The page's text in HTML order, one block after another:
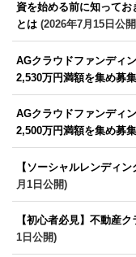
資を始める前に知って
とは (2026年7月15日公
AGクラウドファンディ
2,530万円満額を集め募
AGクラウドファンディ
2,500万円満額を集め募
【ソーシャルレンディ
月1日公開)
【初心者必見】不動産
1日公開)